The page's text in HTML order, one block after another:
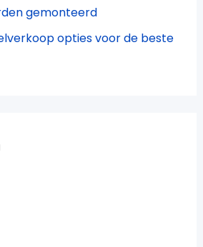
gemonteerd
opties voor de beste